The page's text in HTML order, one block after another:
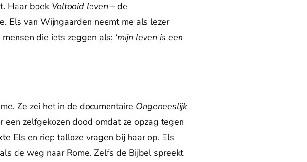
Haar boek Voltooid leven – de
Els van Wijngaarden neemt me als lezer
die iets zeggen als: ‘mijn leven is een
Ze zei het in de documentaire Ongeneeslijk
zelfgekozen dood omdat ze opzag tegen
Els en riep talloze vragen bij haar op. Els
de weg naar Rome. Zelfs de Bijbel spreekt